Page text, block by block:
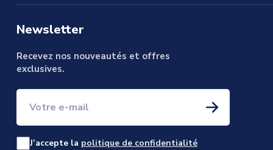
Newsletter
Recevez nos nouveautés et offres
exclusives.
J’accepte la politique de confidentialité